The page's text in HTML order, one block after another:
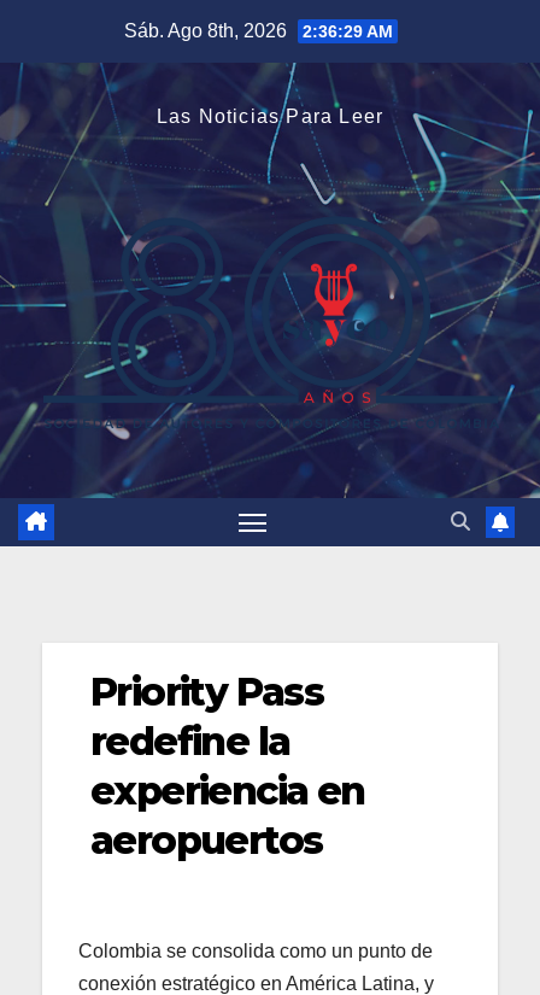
contenido
Sáb. Ago 8th, 2026 2:36:30 AM
Las Noticias Para Leer
Priority Pass
redefine la
experiencia en
aeropuertos
Colombia se consolida como un punto de
conexión estratégico en América Latina, y